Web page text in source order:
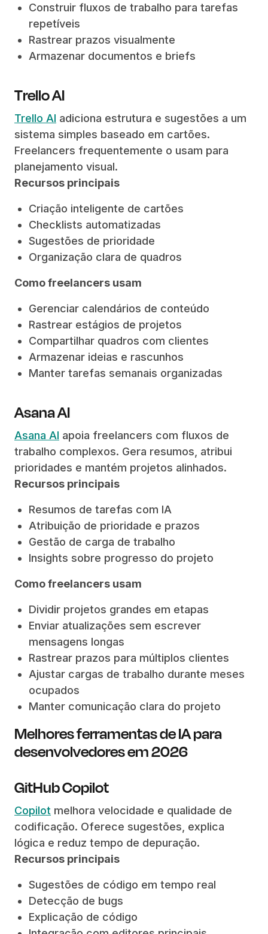
Construir fluxos de trabalho para tarefas
repetíveis
Rastrear prazos visualmente
Armazenar documentos e briefs
Trello AI
Trello AI adiciona estrutura e sugestões a um
sistema simples baseado em cartões.
Freelancers frequentemente o usam para
planejamento visual.
Recursos principais
Criação inteligente de cartões
Checklists automatizadas
Sugestões de prioridade
Organização clara de quadros
Como freelancers usam
Gerenciar calendários de conteúdo
Rastrear estágios de projetos
Compartilhar quadros com clientes
Armazenar ideias e rascunhos
Manter tarefas semanais organizadas
Asana AI
Asana AI apoia freelancers com fluxos de
trabalho complexos. Gera resumos, atribui
prioridades e mantém projetos alinhados.
Recursos principais
Resumos de tarefas com IA
Atribuição de prioridade e prazos
Gestão de carga de trabalho
Insights sobre progresso do projeto
Como freelancers usam
Dividir projetos grandes em etapas
Enviar atualizações sem escrever
mensagens longas
Rastrear prazos para múltiplos clientes
Ajustar cargas de trabalho durante meses
ocupados
Manter comunicação clara do projeto
Melhores ferramentas de IA para
desenvolvedores em 2026
GitHub Copilot
Copilot melhora velocidade e qualidade de
codificação. Oferece sugestões, explica
lógica e reduz tempo de depuração.
Recursos principais
Sugestões de código em tempo real
Detecção de bugs
Explicação de código